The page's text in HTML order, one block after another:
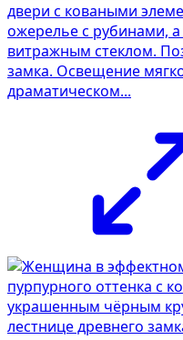
двери с коваными
ожерелье с рубинами, а
витражным стеклом.
замка. Освещение
драматическом...